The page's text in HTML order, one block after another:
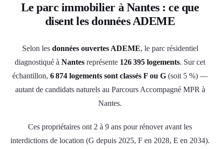
Le parc immobilier à Nantes : ce que
disent les données ADEME
Selon les données ouvertes ADEME, le parc résidentiel
diagnostiqué à Nantes représente 126 395 logements. Sur cet
échantillon, 6 874 logements sont classés F ou G (soit 5 %) —
autant de candidats naturels au Parcours Accompagné MPR à
Nantes.
Ces propriétaires ont 2 à 9 ans pour rénover avant les
interdictions de location (G depuis 2025, F en 2028, E en 2034).